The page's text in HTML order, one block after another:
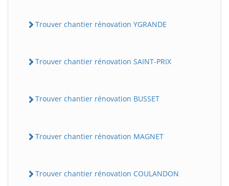
Trouver chantier rénovation YGRANDE
Trouver chantier rénovation SAINT-PRIX
Trouver chantier rénovation BUSSET
Trouver chantier rénovation MAGNET
Trouver chantier rénovation COULANDON